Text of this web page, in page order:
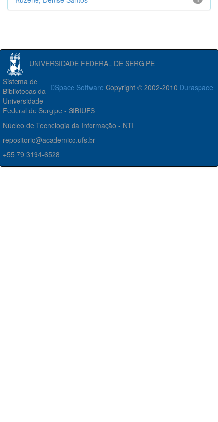
UNIVERSIDADE FEDERAL DE SERGIPE
DSpace Software Copyright © 2002-2010 Duraspace
Sistema de
Bibliotecas da
Universidade
Federal de Sergipe - SIBIUFS
Núcleo de Tecnologia da Informação - NTI
repositorio@academico.ufs.br
+55 79 3194-6528